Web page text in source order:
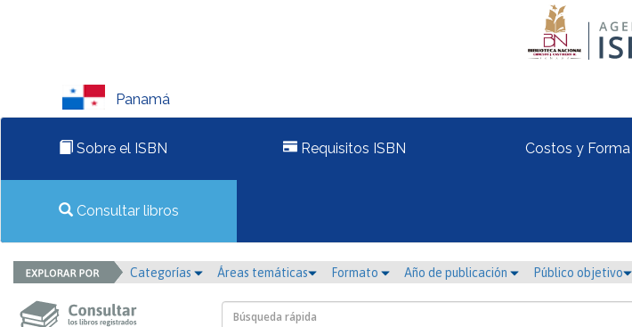
Panamá
Sobre el ISBN Requisitos ISBN Costos y
Consultar libros
Categorías Áreas temáticas Formato Año de publicación Público objetivo